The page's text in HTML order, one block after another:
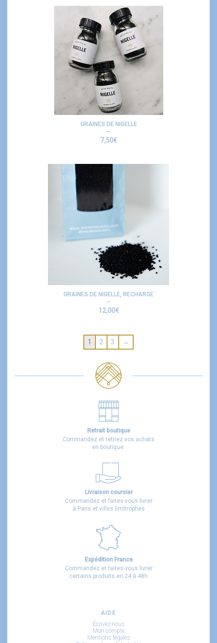
GRAINES DE NIGELLE
7,50€
GRAINES DE NIGELLE, RECHARGE
12,00€
1 2 3 →
Retrait boutique
Commandez et retirez vos achats
en boutique.
Livraison coursier
Commandez et faites-vous livrer
à Paris et villes limitrophes
Expédition France
Commandez et faites-vous livrer
certains produits en 24 à 48h
AIDE
Écrivez-nous
Mon compte
Mentions légales